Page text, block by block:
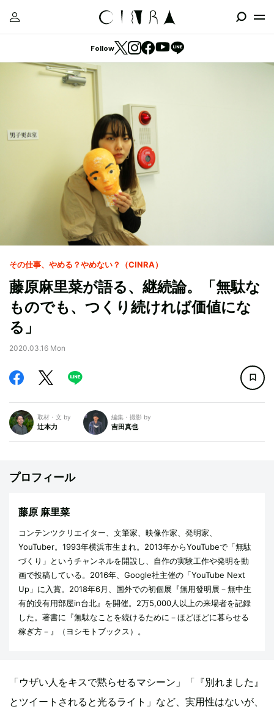
Follow
その仕事、やめる？やめない？（CINRA）
藤原麻里菜が語る、継続論。「無駄な
ものでも、つくり続ければ価値にな
る」
2020.03.16 Mon
取材・文 by
辻本力
編集・撮影 by
吉田真也
プロフィール
藤原 麻里菜
コンテンツクリエイター、文筆家、映像作家、発明家、
YouTuber。1993年横浜市生まれ。2013年からYouTubeで「無駄
づくり」というチャンネルを開設し、自作の実験工作や発明を動
画で投稿している。2016年、Google社主催の「YouTube Next
Up」に入賞。2018年6月、国外での初個展『無用發明展－無中生
有的没有用部屋in台北』を開催。2万5,000人以上の来場者を記録
した。著書に『無駄なことを続けるために－ほどほどに暮らせる
稼ぎ方－』（ヨシモトブックス）。
「ウザい人をキスで黙らせるマシーン」「『別れました』
とツイートされると光るライト」など、実用性はないが、